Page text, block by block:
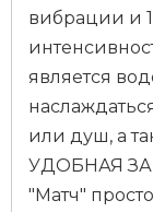
вибрации и
является
или душ, а
УДОБНАЯ
"Матч"